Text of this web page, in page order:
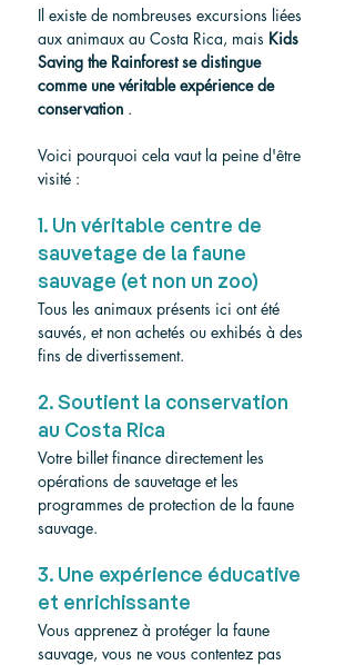
Il existe de nombreuses excursions liées
aux animaux au Costa Rica, mais Kids
Saving the Rainforest se distingue
comme une véritable expérience de
conservation .
Voici pourquoi cela vaut la peine d'être
visité :
1. Un véritable centre de
sauvetage de la faune
sauvage (et non un zoo)
Tous les animaux présents ici ont été
sauvés, et non achetés ou exhibés à des
fins de divertissement.
2. Soutient la conservation
au Costa Rica
Votre billet finance directement les
opérations de sauvetage et les
programmes de protection de la faune
sauvage.
3. Une expérience éducative
et enrichissante
Vous apprenez à protéger la faune
sauvage, vous ne vous contentez pas